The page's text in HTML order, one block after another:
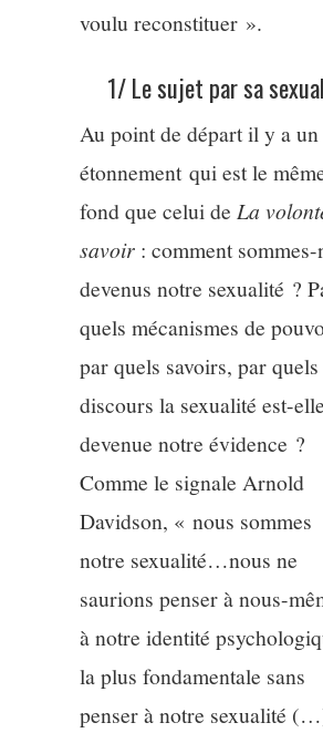
voulu reconstituer ».
1/ Le sujet par sa
Au point de départ il y a un
étonnement qui est le
fond que celui deLa
savoir : comment sommes-
devenus notre sexualité ?
quels mécanismes de
par quels savoirs, par quels
discours la sexualité est-elle
devenue notre évidence ?
Comme le signale Arnold
Davidson, « nous sommes
notre sexualité…nous ne
saurions penser à nous-
à notre identité
la plus fondamentale sans
penser à notre sexualité